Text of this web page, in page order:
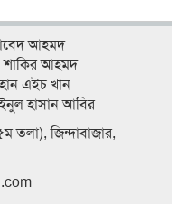
আহমদ
শাকির আহমদ
এইচ খান
হাসান আবির
তলা), জিন্দাবাজার,